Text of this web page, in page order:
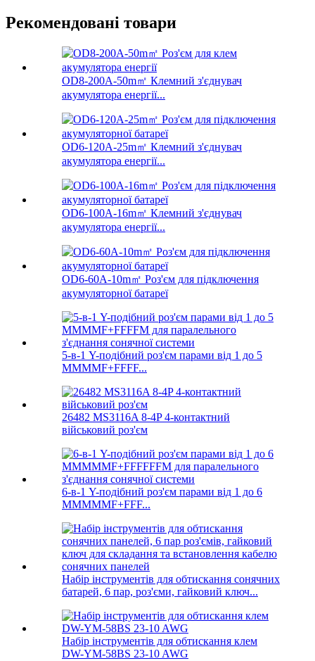
Рекомендовані товари
OD8-200A-50m㎡ Клемний з'єднувач
акумулятора енергії...
OD6-120A-25m㎡ Клемний з'єднувач
акумулятора енергії...
OD6-100A-16m㎡ Клемний з'єднувач
акумулятора енергії...
OD6-60A-10m㎡ Роз'єм для підключення
акумуляторної батареї
5-в-1 Y-подібний роз'єм парами від 1 до 5
MMMMF+FFFF...
26482 MS3116A 8-4P 4-контактний
військовий роз'єм
6-в-1 Y-подібний роз'єм парами від 1 до 6
MMMMMF+FFF...
Набір інструментів для обтискання сонячних
батарей, 6 пар, роз'єми, гайковий ключ...
Набір інструментів для обтискання клем
DW-YM-58BS 23-10 AWG